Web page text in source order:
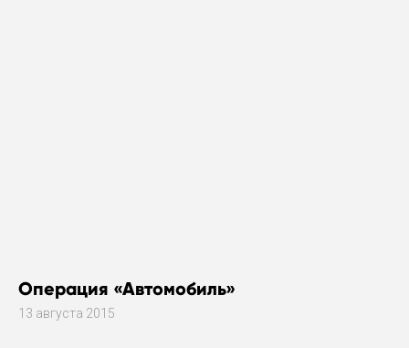
Операция «Автомобиль»
13 августа 2015